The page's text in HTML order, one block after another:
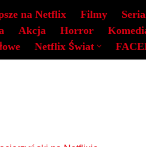
na Netflix Filmy
Akcja Horror
Netflix Świat